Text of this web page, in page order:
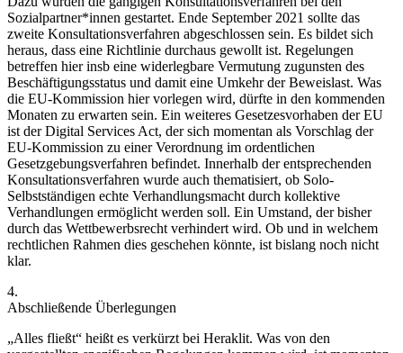
Sozialpartner*innen gestartet. Ende September 2021 sollte das
zweite Konsultationsverfahren abgeschlossen sein. Es bildet sich
heraus, dass eine Richtlinie durchaus gewollt ist. Regelungen
betreffen hier insb eine widerlegbare Vermutung zugunsten des
Beschäftigungsstatus und damit eine Umkehr der Beweislast. Was
die EU-Kommission hier vorlegen wird, dürfte in den kommenden
Monaten zu erwarten sein. Ein weiteres Gesetzesvorhaben der EU
ist der Digital Services Act, der sich momentan als Vorschlag der
EU-Kommission zu einer Verordnung im ordentlichen
Gesetzgebungsverfahren befindet. Innerhalb der entsprechenden
Konsultationsverfahren wurde auch thematisiert, ob Solo-
Selbstständigen echte Verhandlungsmacht durch kollektive
Verhandlungen ermöglicht werden soll. Ein Umstand, der bisher
durch das Wettbewerbsrecht verhindert wird. Ob und in welchem
rechtlichen Rahmen dies geschehen könnte, ist bislang noch nicht
klar.
4.
Abschließende Überlegungen
„Alles fließt“ heißt es verkürzt bei Heraklit. Was von den